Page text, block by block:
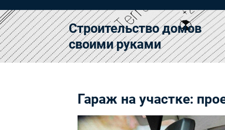
к
содержимому
Строительство домов
своими руками
Гараж на участке: